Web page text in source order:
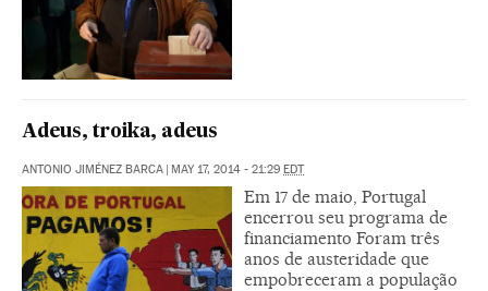
Adeus, troika, adeus
ANTONIO JIMÉNEZ BARCA | MAY 17, 2014 - 21:29 EDT
Em 17 de maio, Portugal
encerrou seu programa de
financiamento Foram três
anos de austeridade que
empobreceram a população